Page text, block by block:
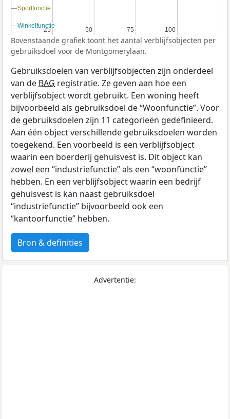
25
25 50
50 75
75 100
100
Sportfunctie
Sportfunctie
Winkelfunctie
Winkelfunctie
Bovenstaande grafiek toont het aantal verblijfsobjecten per
gebruiksdoel voor de Montgomerylaan.
Gebruiksdoelen van verblijfsobjecten zijn onderdeel
van de BAG registratie. Ze geven aan hoe een
verblijfsobject wordt gebruikt. Een woning heeft
bijvoorbeeld als gebruiksdoel de “Woonfunctie”. Voor
de gebruiksdoelen zijn 11 categorieën gedefinieerd.
Aan één object verschillende gebruiksdoelen worden
toegekend. Een voorbeeld is een verblijfsobject
waarin een boerderij gehuisvest is. Dit object kan
zowel een “industriefunctie” als een “woonfunctie”
hebben. En een verblijfsobject waarin een bedrijf
gehuisvest is kan naast gebruiksdoel
“industriefunctie” bijvoorbeeld ook een
“kantoorfunctie” hebben.
Bron & definities
Advertentie: